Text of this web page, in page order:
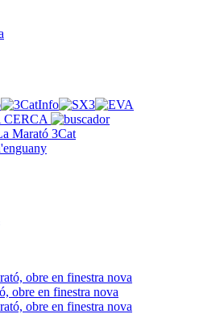
CERCA
obre en finestra nova
obre en finestra nova
obre en finestra nova